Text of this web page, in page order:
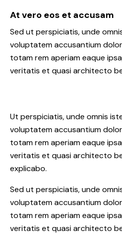
At vero eos et accusam
Sed ut perspiciatis, unde
voluptatem accusantium
totam rem aperiam eaque
veritatis et quasi architecto
Ut perspiciatis, unde omnis
voluptatem accusantium
totam rem aperiam eaque
veritatis et quasi architecto
explicabo.
Sed ut perspiciatis, unde
voluptatem accusantium
totam rem aperiam eaque
veritatis et quasi architecto